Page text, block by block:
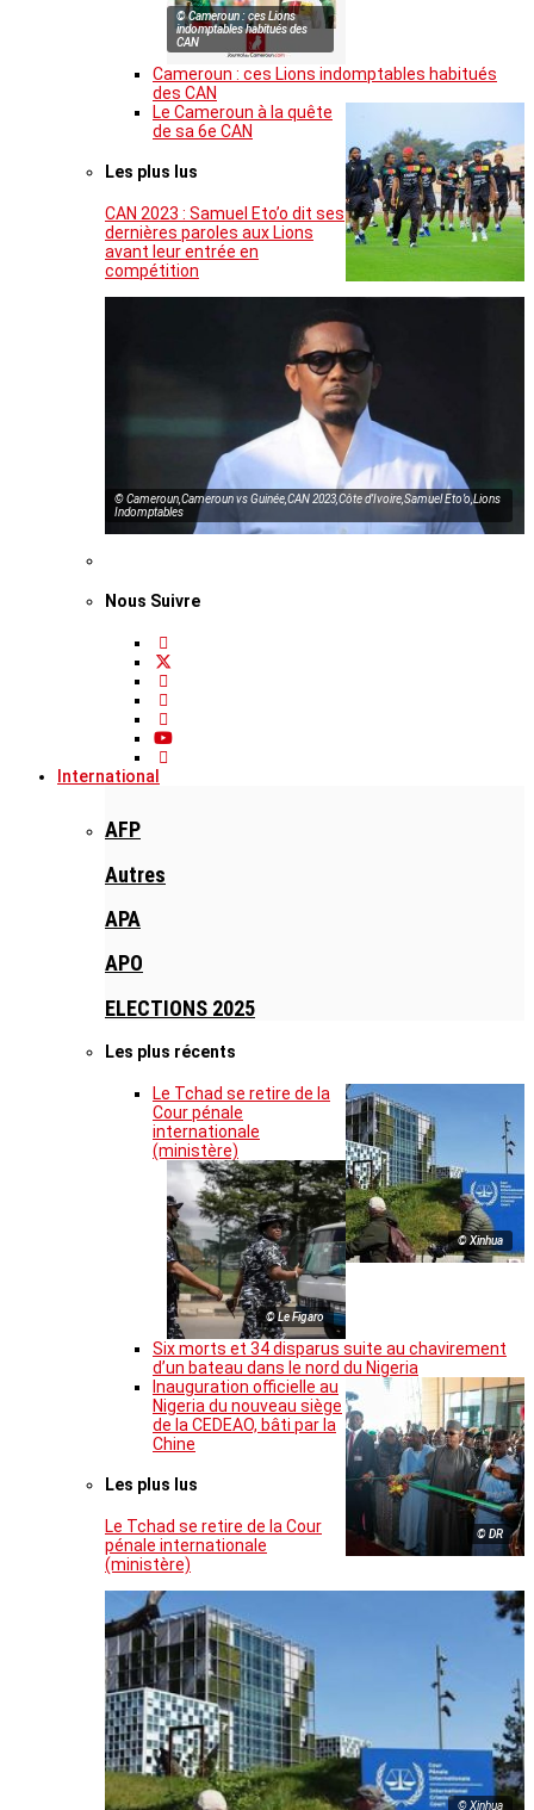
© Cameroun : ces Lions
indomptables habitués des
CAN
Cameroun : ces Lions indomptables habitués
des CAN
Le Cameroun à la quête
de sa 6e CAN
Les plus lus
CAN 2023 : Samuel Eto’o dit ses
dernières paroles aux Lions
avant leur entrée en
compétition
© Cameroun,Cameroun vs Guinée,CAN 2023,Côte d’Ivoire,Samuel Eto’o,Lions
Indomptables
Nous Suivre
International
AFP
Autres
APA
APO
ELECTIONS 2025
Les plus récents
© Xinhua
Le Tchad se retire de la
Cour pénale
internationale
(ministère)
© Le Figaro
Six morts et 34 disparus suite au chavirement
d’un bateau dans le nord du Nigeria
© DR
Inauguration officielle au
Nigeria du nouveau siège
de la CEDEAO, bâti par la
Chine
Les plus lus
Le Tchad se retire de la Cour
pénale internationale
(ministère)
© Xinhua